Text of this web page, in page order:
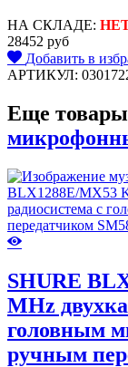
НА СКЛАДЕ:
28452 руб
Добавить в
АРТИКУЛ:
Еще товары
SHURE
MHz
головным
ручным